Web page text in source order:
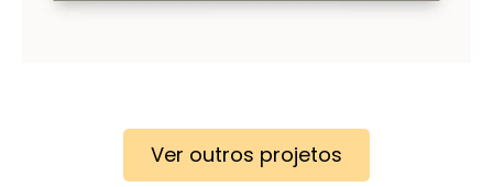
Ver outros projetos